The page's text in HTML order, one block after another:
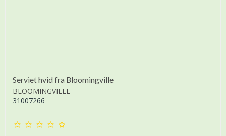
Serviet hvid fra Bloomingville
BLOOMINGVILLE
31007266